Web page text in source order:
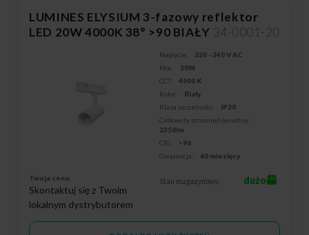
LUMINES ELYSIUM 3-fazowy reflektor
LED 20W 4000K 38° >90 BIAŁY 34-0001-20
Napięcie:
220 - 240 V AC
Moc:
20W
CCT:
4000 K
Kolor:
Biały
Klasa szczelności:
IP20
Całkowity strumień świetlny:
2350lm
CRI:
>90
Gwarancja:
60 miesięcy
Twoja cena:
Skontaktuj się z Twoim
lokalnym dystrybutorem
Stan magazynowy: dużo